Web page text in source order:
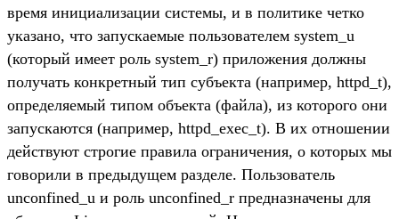
время инициализации системы, и в политике четко
указано, что запускаемые пользователем system_u
(который имеет роль system_r) приложения должны
получать конкретный тип субъекта (например, httpd_t),
определяемый типом объекта (файла), из которого они
запускаются (например, httpd_exec_t). В их отношении
действуют строгие правила ограничения, о которых мы
говорили в предыдущем разделе. Пользователь
unconfined_u и роль unconfined_r предназначены для